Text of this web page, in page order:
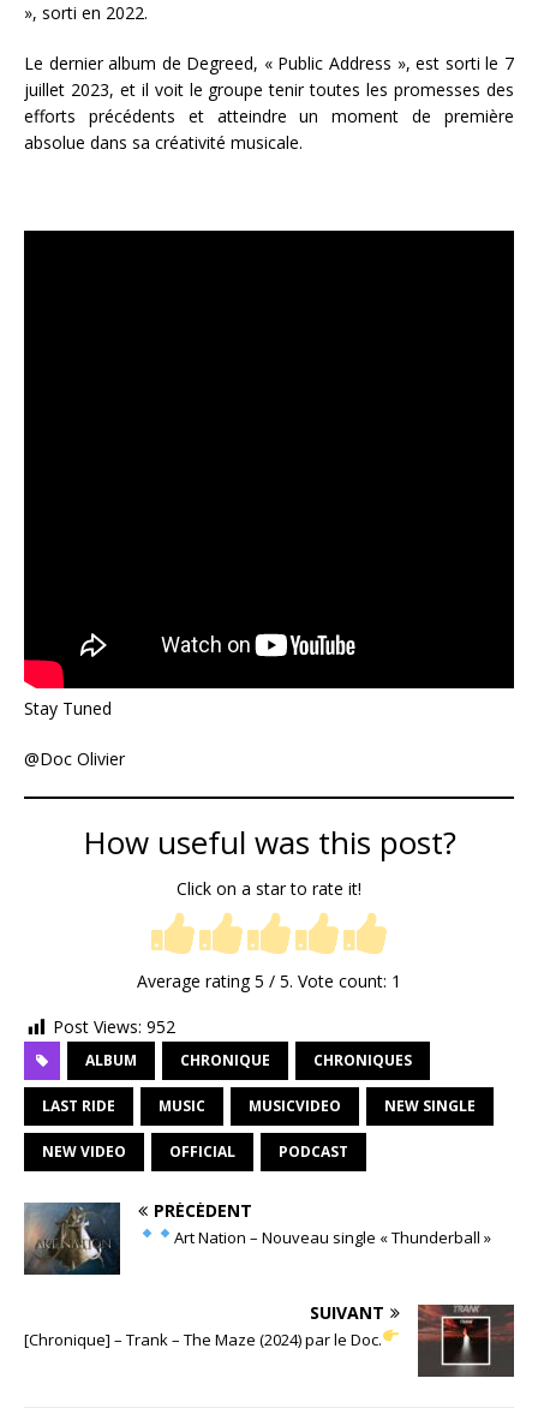
», sorti en 2022.
Le dernier album de Degreed, « Public Address », est sorti le 7
juillet 2023, et il voit le groupe tenir toutes les promesses des
efforts précédents et atteindre un moment de première
absolue dans sa créativité musicale.
Stay Tuned
@Doc Olivier
How useful was this post?
Click on a star to rate it!
Average rating5 / 5. Vote count: 1
Post Views: 952
ALBUM CHRONIQUE CHRONIQUES
LAST RIDE MUSIC MUSICVIDEO NEW SINGLE
NEW VIDEO OFFICIAL PODCAST
PRÉCÉDENT
Art Nation – Nouveau single « Thunderball »
SUIVANT
[Chronique] – Trank – The Maze (2024) par le Doc.